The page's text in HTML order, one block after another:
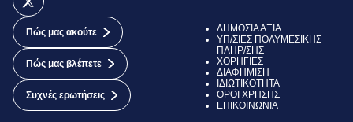
Πώς μας ακούτε
Πώς μας βλέπετε
Συχνές ερωτήσεις
ΔΗΜΟΣΙΑ ΑΞΙΑ
ΥΠ/ΣΙΕΣ ΠΟΛΥΜΕΣΙΚΗΣ
ΠΛΗΡ/ΣΗΣ
ΧΟΡΗΓΙΕΣ
ΔΙΑΦΗΜΙΣΗ
ΙΔΙΩΤΙΚΟΤΗΤΑ
ΟΡΟΙ ΧΡΗΣΗΣ
ΕΠΙΚΟΙΝΩΝΙΑ